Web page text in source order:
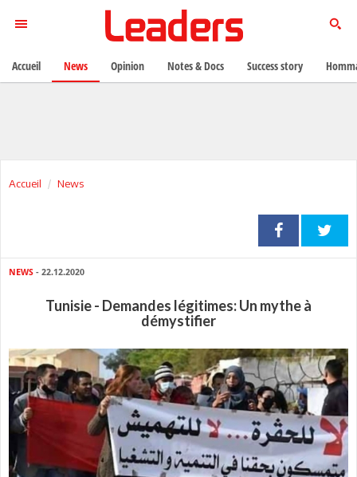
Accueil News
NEWS - 22.12.2020
Tunisie - Demandes légitimes: Un mythe à
démystifier
Accueil News Opinion Notes & Docs Success story